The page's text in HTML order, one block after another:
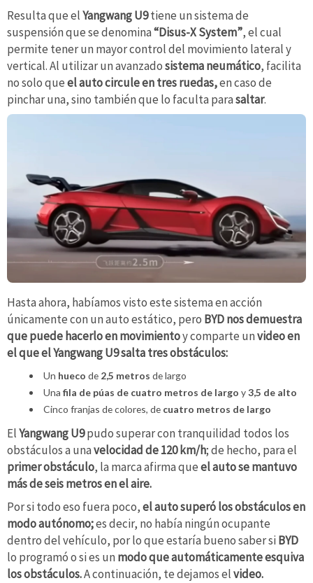
Resulta que elYangwang U9tiene un sistema de
suspensión que se denomina“Disus-X System”, el cual
permite tener un mayor control del movimiento lateral y
vertical. Al utilizar un avanzadosistemaneumático, facilita
no solo queel auto circule en tres ruedas,en caso de
pinchar una, sino también que lo faculta parasaltar.
Hasta ahora, habíamos visto este sistema en acción
únicamente con un auto estático, pero BYD nos demuestra
que puede hacerlo en movimientoy comparte unvideo en
el que el Yangwang U9 salta tres obstáculos:
Un hueco de 2,5 metros de largo
Una fila de púas de cuatro metros de largo y3,5 de alto
Cinco franjas de colores, de cuatro metros de largo
ElYangwang U9pudo superar con tranquilidad todos los
obstáculos a unavelocidad de 120 km/h; de hecho, para el
primer obstáculo, la marca afirma queel auto se mantuvo
más de seis metros en el aire.
Por si todo eso fuera poco,el auto superó los obstáculos en
modo autónomo;es decir, no había ningún ocupante
dentro del vehículo, por lo que estaría bueno saber si BYD
lo programó o si es un modo que automáticamente esquiva
los obstáculos.A continuación, te dejamos elvideo.